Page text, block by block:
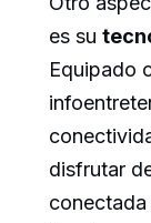
es su
Equipado
disfrutar
conectada